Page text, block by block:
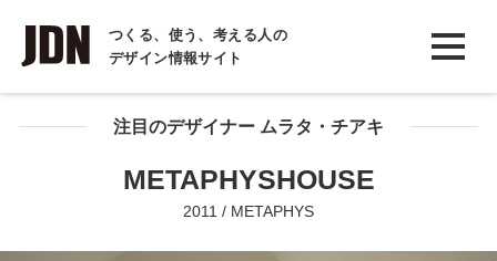
つくる、使う、考える人の
デザイン情報サイト
INTERVIEW
インタビュー
REPORT
注目のデザイナー ムラタ・チアキ
METAPHYSHOUSE
2011 / METAPHYS